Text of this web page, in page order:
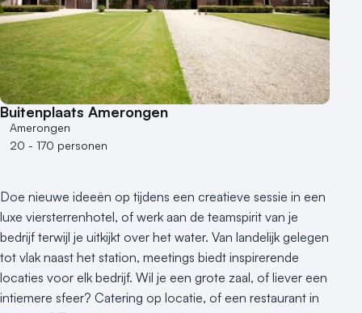
Buitenplaats Amerongen
Amerongen
20 - 170 personen
Doe nieuwe ideeën op tijdens een creatieve sessie in een
luxe viersterrenhotel, of werk aan de teamspirit van je
bedrijf terwijl je uitkijkt over het water. Van landelijk gelegen
tot vlak naast het station, meetings biedt inspirerende
locaties voor elk bedrijf. Wil je een grote zaal, of liever een
intiemere sfeer? Catering op locatie, of een restaurant in